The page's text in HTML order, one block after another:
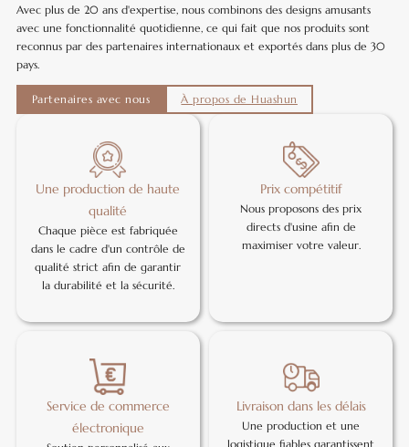
Avec plus de 20 ans d'expertise, nous combinons des designs amusants
avec une fonctionnalité quotidienne, ce qui fait que nos produits sont
reconnus par des partenaires internationaux et exportés dans plus de 30
pays.
Partenaires avec nous À propos de Huashun
Une production de haute
qualité
Chaque pièce est fabriquée
dans le cadre d'un contrôle de
qualité strict afin de garantir
la durabilité et la sécurité.
Prix compétitif
Nous proposons des prix
directs d'usine afin de
maximiser votre valeur.
Service de commerce
électronique
Livraison dans les délais
Une production et une
logistique fiables garantissent